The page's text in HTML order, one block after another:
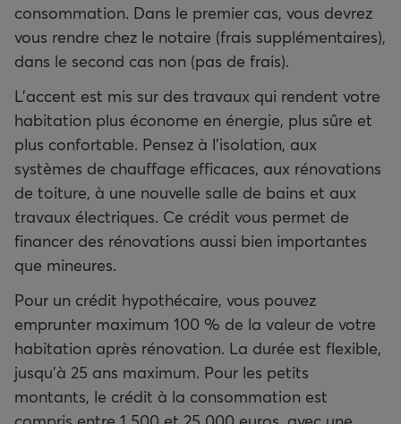
consommation. Dans le premier cas, vous devrez
vous rendre chez le notaire (frais supplémentaires),
dans le second cas non (pas de frais).
L’accent est mis sur des travaux qui rendent votre
habitation plus économe en énergie, plus sûre et
plus confortable. Pensez à l’isolation, aux
systèmes de chauffage efficaces, aux rénovations
de toiture, à une nouvelle salle de bains et aux
travaux électriques. Ce crédit vous permet de
financer des rénovations aussi bien importantes
que mineures.
Pour un crédit hypothécaire, vous pouvez
emprunter maximum 100 % de la valeur de votre
habitation après rénovation. La durée est flexible,
jusqu’à 25 ans maximum. Pour les petits
montants, le crédit à la consommation est